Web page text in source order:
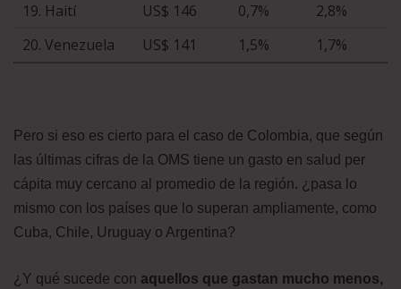
19. Haití
US$ 146 0,7%
2,8%
20. Venezuela
US$ 141 1,5% 1,7%
Pero si eso es cierto para el caso de Colombia, que según
las últimas cifras de la OMS tiene un gasto en salud per
cápita muy cercano al promedio de la región. ¿pasa lo
mismo con los países que lo superan ampliamente, como
Cuba, Chile, Uruguay o Argentina?
¿Y qué sucede con aquellos que gastan mucho menos,